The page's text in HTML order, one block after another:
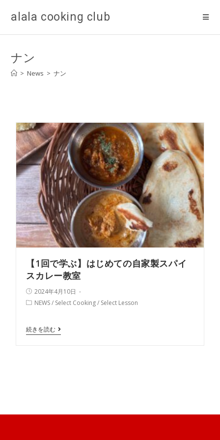
alala cooking club
ナン
> News > ナン
【1回で学ぶ】はじめての自家製スパイ
スカレー教室
2024年4月10日
NEWS / Select Cooking / Select Lesson
続きを読む